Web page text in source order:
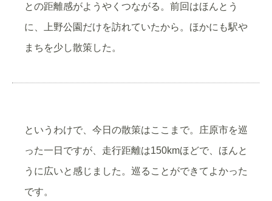
との距離感がようやくつながる。前回はほんとう
に、上野公園だけを訪れていたから。ほかにも駅や
まちを少し散策した。
というわけで、今日の散策はここまで。庄原市を巡
った一日ですが、走行距離は150kmほどで、ほんと
うに広いと感じました。巡ることができてよかった
です。